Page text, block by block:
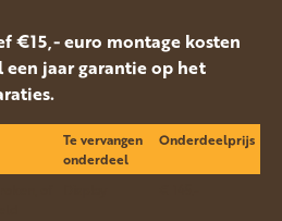
€15,- euro montage kosten
een jaar garantie op het
Te vervangen
onderdeel
Onderdeelprijs